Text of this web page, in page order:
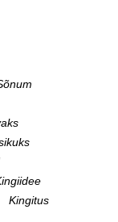
Kingitus